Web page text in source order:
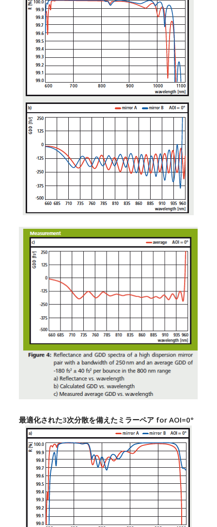
最適化された3次分散を備えたミラーペア for AOI=0°